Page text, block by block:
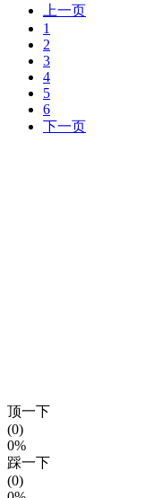
上一页
1
2
3
4
5
6
下一页
顶一下
(0)
0%
踩一下
(0)